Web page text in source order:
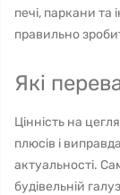
печі, паркани та
правильно
Які
Цінність на
плюсів і
актуальності.
будівельній